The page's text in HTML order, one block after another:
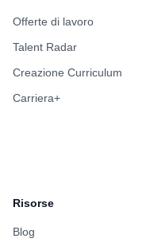
Offerte di lavoro
Talent Radar
Creazione Curriculum
Carriera+
Risorse
Blog